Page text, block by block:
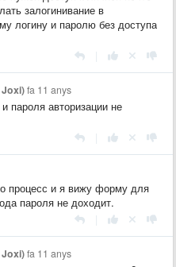
залогинивание в
логину и паролю без доступа
fa 11 anys
пароля авторизации не
процесс и я вижу форму для
пароля не доходит.
fa 11 anys